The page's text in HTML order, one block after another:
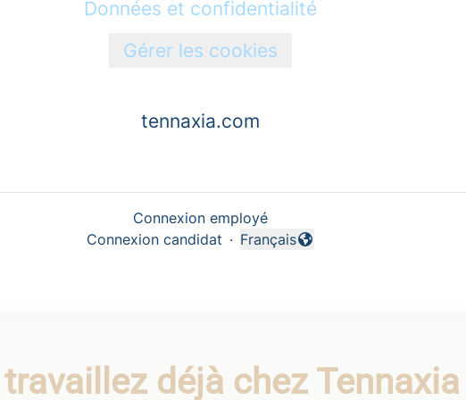
Données et confidentialité
Gérer les cookies
tennaxia.com
Connexion employé
Connexion candidat ·
Changer la langue
Français
déjà chez Tennaxia